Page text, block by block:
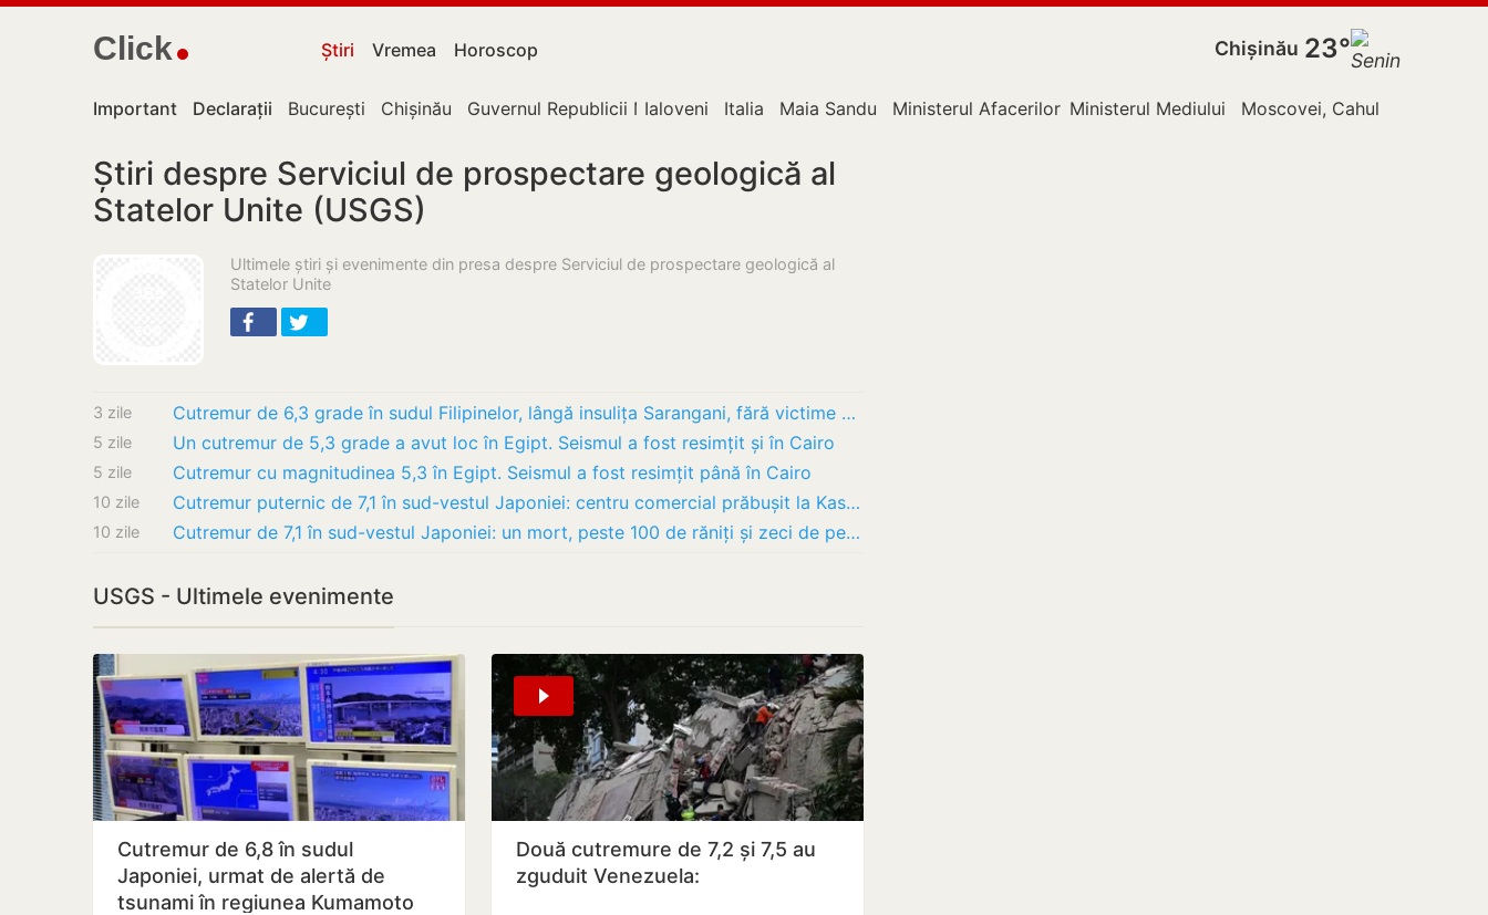
Click Știri Vremea Horoscop Chișinău 23°
Important Declarații București Chișinău Guvernul Republicii Moldova
Ialoveni Italia Maia Sandu Ministerul Afacerilor ExterneMinisterul Mediului Moscovei, Cahul
Știri despre Serviciul de prospectare geologică al
Statelor Unite (USGS)
Ultimele știri și evenimente din presa despre Serviciul de prospectare geologică al
Statelor Unite
3 zile Cutremur de 6,3 grade în sudul Filipinelor, lângă insulița Sarangani, fără victime sau…
5 zile Un cutremur de 5,3 grade a avut loc în Egipt. Seismul a fost resimțit și în Cairo
5 zile Cutremur cu magnitudinea 5,3 în Egipt. Seismul a fost resimțit până în Cairo
10 zile Cutremur puternic de 7,1 în sud-vestul Japoniei: centru comercial prăbușit la Kashima, un…
10 zile Cutremur de 7,1 în sud-vestul Japoniei: un mort, peste 100 de răniți și zeci de persoane…
USGS - Ultimele evenimente
Cutremur de 6,8 în sudul
Japoniei, urmat de alertă de
tsunami în regiunea Kumamoto
Două cutremure de 7,2 și 7,5 au
zguduit Venezuela: